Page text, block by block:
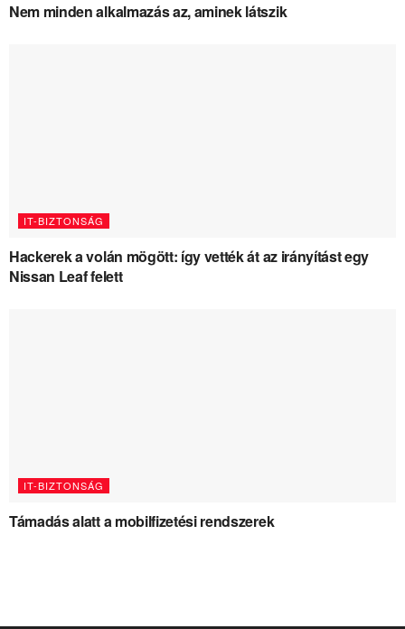
Nem minden alkalmazás az, aminek látszik
IT-BIZTONSÁG
Hackerek a volán mögött: így vették át az irányítást egy
Nissan Leaf felett
IT-BIZTONSÁG
Támadás alatt a mobilfizetési rendszerek